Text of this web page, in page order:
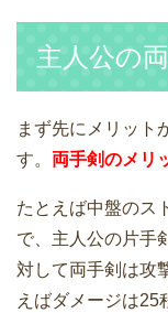
主人公の
まず先にメリット
す。 両手剣のメリ
たとえば中盤のス
で、主人公の片手
対して両手剣は攻
えばダメージは25